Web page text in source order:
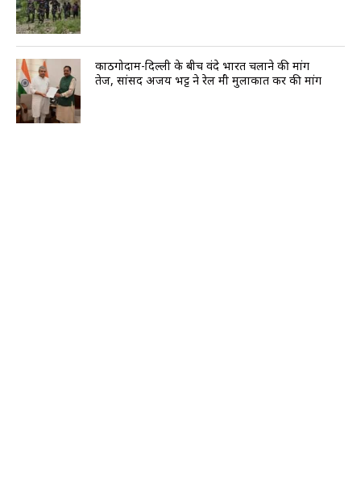
काठगोदाम-दिल्ली के बीच वंदे भारत चलाने की मांग
तेज, सांसद अजय भट्ट ने रेल मंत्री मुलाकात कर की मांग